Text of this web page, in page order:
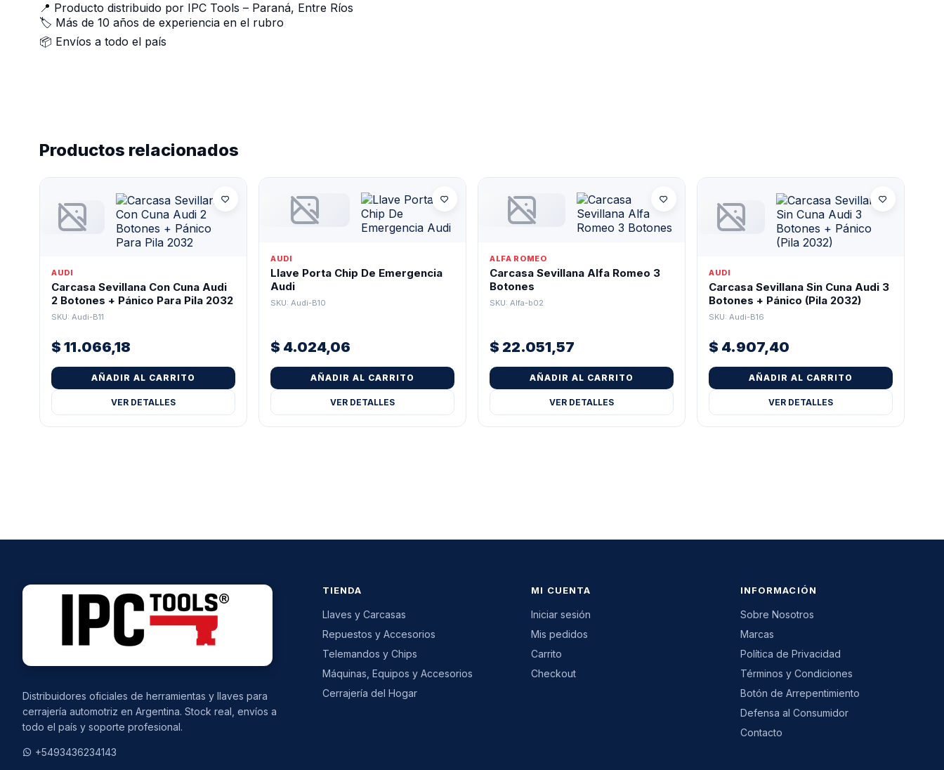
📍 Producto distribuido por IPC Tools – Paraná, Entre Ríos
🏷️ Más de 10 años de experiencia en el rubro
📦 Envíos a todo el país
Productos relacionados
AUDI
Carcasa Sevillana Con Cuna Audi
2 Botones + Pánico Para Pila 2032
SKU: Audi-B11
$ 11.066,18
AÑADIR AL CARRITO
VER DETALLES
AUDI
Llave Porta Chip De Emergencia
Audi
SKU: Audi-B10
$ 4.024,06
AÑADIR AL CARRITO
VER DETALLES
ALFA ROMEO
Carcasa Sevillana Alfa Romeo 3
Botones
SKU: Alfa-b02
$ 22.051,57
AÑADIR AL CARRITO
VER DETALLES
AUDI
Carcasa Sevillana Sin Cuna Audi 3
Botones + Pánico (Pila 2032)
SKU: Audi-B16
$ 4.907,40
AÑADIR AL CARRITO
VER DETALLES
Distribuidores oficiales de herramientas y llaves para
cerrajería automotriz en Argentina. Stock real, envíos a
todo el país y soporte profesional.
+5493436234143
TIENDA
Llaves y Carcasas
Repuestos y Accesorios
Telemandos y Chips
Máquinas, Equipos y Accesorios
Cerrajería del Hogar
MI CUENTA
Iniciar sesión
Mis pedidos
Carrito
Checkout
INFORMACIÓN
Sobre Nosotros
Marcas
Política de Privacidad
Términos y Condiciones
Botón de Arrepentimiento
Defensa al Consumidor
Contacto